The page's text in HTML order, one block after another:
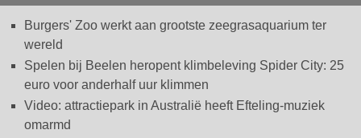
Burgers' Zoo werkt aan grootste zeegrasaquarium ter
wereld
Spelen bij Beelen heropent klimbeleving Spider City: 25
euro voor anderhalf uur klimmen
Video: attractiepark in Australië heeft Efteling-muziek
omarmd